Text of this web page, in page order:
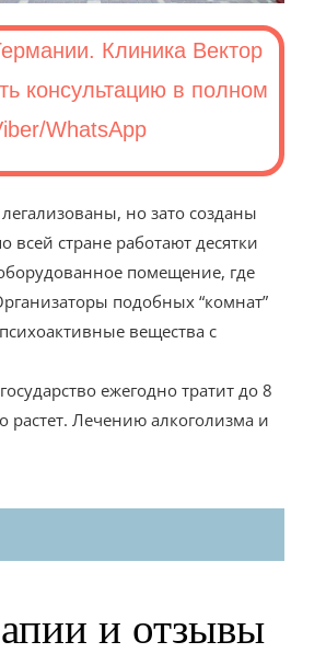
Клиника Вектор
консультацию в полном
WhatsApp
но зато созданы
стране работают десятки
помещение, где
подобных “комнат”
вещества с
ежегодно тратит до 8
Лечению алкоголизма и
и отзывы